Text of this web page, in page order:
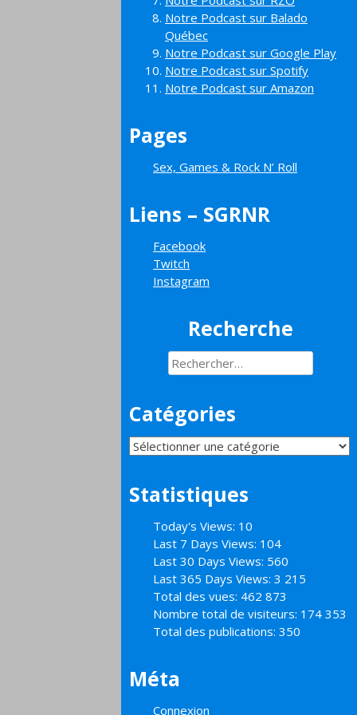
Notre Podcast sur Balado
Québec
Notre Podcast sur Google Play
Notre Podcast sur Spotify
Notre Podcast sur Amazon
Pages
Sex, Games & Rock N’ Roll
Liens – SGRNR
Facebook
Twitch
Instagram
Recherche
Rechercher :
Catégories
Catégories
Statistiques
Today's Views: 10
Last 7 Days Views: 104
Last 30 Days Views: 560
Last 365 Days Views: 3 215
Total des vues: 462 873
Nombre total de visiteurs: 174 353
Total des publications: 350
Méta
Connexion